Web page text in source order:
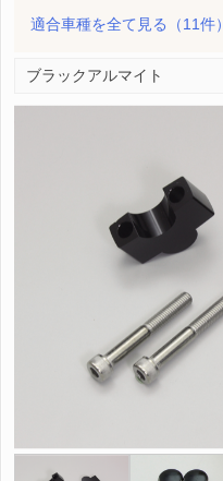
適合車種を全て見る
（11件）
ブラックアルマイト